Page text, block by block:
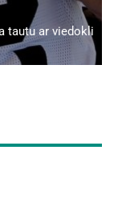
tautu ar viedokli